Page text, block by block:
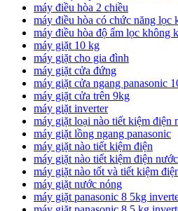
máy điều hòa 2 chiều
máy điều hòa có chức năng lọc
máy điều hòa độ ẩm lọc không
máy giặt 10 kg
máy giặt cho gia đình
máy giặt cửa đứng
máy giặt cửa ngang panasonic
máy giặt cửa trên 9kg
máy giặt inverter
máy giặt loại nào tiết kiệm điện
máy giặt lồng ngang panasonic
máy giặt nào tiết kiệm điện
máy giặt nào tiết kiệm điện nước
máy giặt nào tốt và tiết kiệm
máy giặt nước nóng
máy giặt panasonic 8 5kg